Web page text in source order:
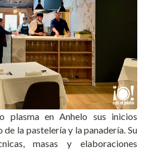
plasma en Anhelo sus inicios
la pastelería y la panadería. Su
masas y elaboraciones